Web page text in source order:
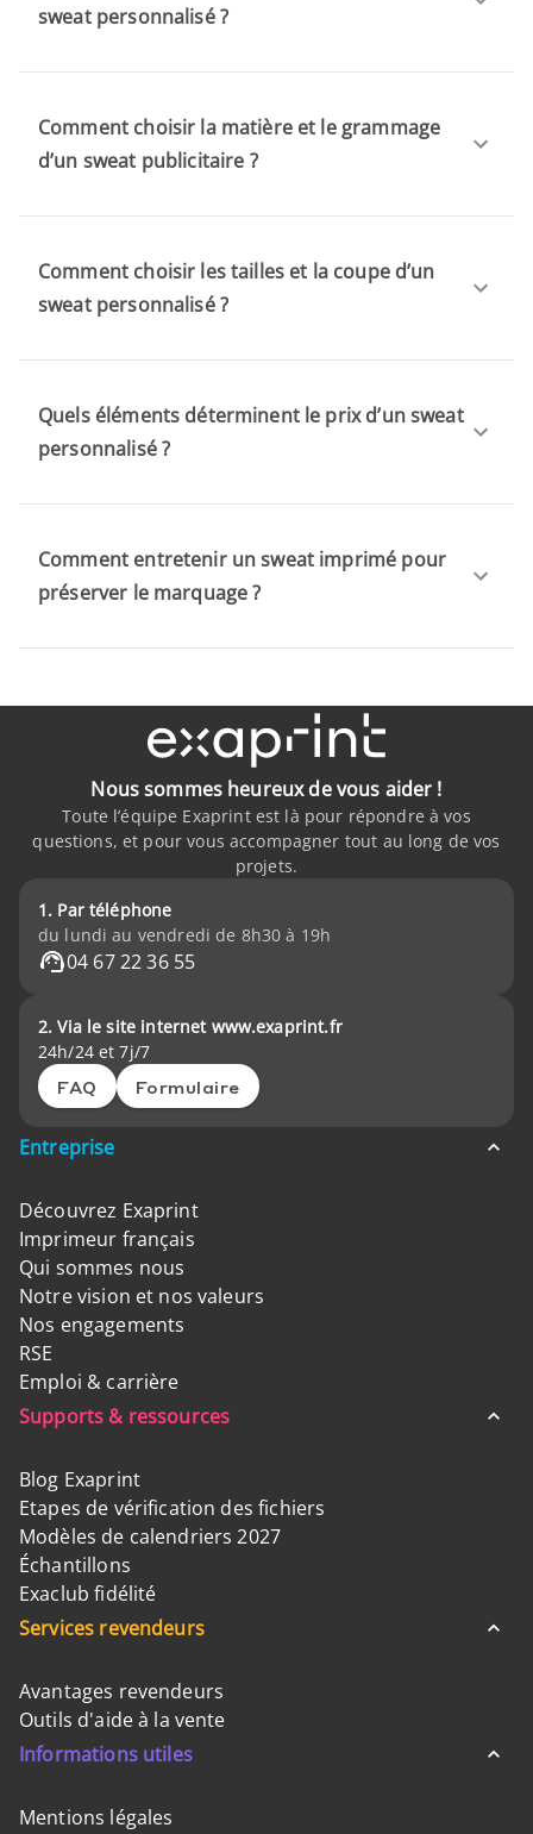
sweat personnalisé ?
Comment choisir la matière et le grammage
d’un sweat publicitaire ?
Comment choisir les tailles et la coupe d’un
sweat personnalisé ?
Quels éléments déterminent le prix d’un sweat
personnalisé ?
Comment entretenir un sweat imprimé pour
préserver le marquage ?
Nous sommes heureux de vous aider !
Toute l’équipe Exaprint est là pour répondre à vos
questions, et pour vous accompagner tout au long de vos
projets.
1. Par téléphone
du lundi au vendredi de 8h30 à 19h
04 67 22 36 55
2. Via le site internet www.exaprint.fr
24h/24 et 7j/7
FAQ Formulaire
Entreprise
Découvrez Exaprint
Imprimeur français
Qui sommes nous
Notre vision et nos valeurs
Nos engagements
RSE
Emploi & carrière
Supports & ressources
Blog Exaprint
Etapes de vérification des fichiers
Modèles de calendriers 2027
Échantillons
Exaclub fidélité
Services revendeurs
Avantages revendeurs
Outils d'aide à la vente
Informations utiles
Mentions légales